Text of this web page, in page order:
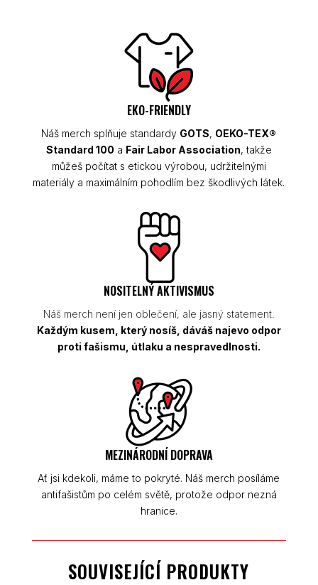
EKO-FRIENDLY
Náš merch splňuje standardy GOTS, OEKO-TEX®
Standard 100 a Fair Labor Association, takže
můžeš počítat s etickou výrobou, udržitelnými
materiály a maximálním pohodlím bez škodlivých látek.
NOSITELNÝ AKTIVISMUS
Náš merch není jen oblečení, ale jasný statement.
Každým kusem, který nosíš, dáváš najevo odpor
proti fašismu, útlaku a nespravedlnosti.
MEZINÁRODNÍ DOPRAVA
Ať jsi kdekoli, máme to pokryté. Náš merch posíláme
antifašistům po celém světě, protože odpor nezná
hranice.
SOUVISEJÍCÍ PRODUKTY